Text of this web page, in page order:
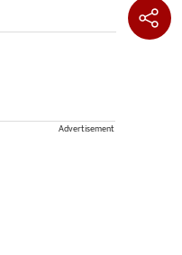
Advertisement